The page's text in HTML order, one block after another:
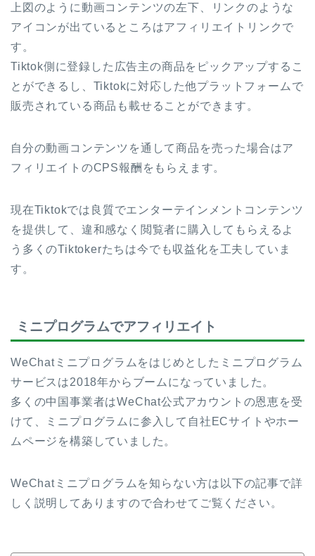
上図のように動画コンテンツの左下、リンクのような
アイコンが出ているところはアフィリエイトリンクで
す。
Tiktok側に登録した広告主の商品をピックアップするこ
とができるし、Tiktokに対応した他プラットフォームで
販売されている商品も載せることができます。
自分の動画コンテンツを通して商品を売った場合はア
フィリエイトのCPS報酬をもらえます。
現在Tiktokでは良質でエンターテインメントコンテンツ
を提供して、違和感なく閲覧者に購入してもらえるよ
う多くのTiktokerたちは今でも収益化を工夫していま
す。
ミニプログラムでアフィリエイト
WeChatミニプログラムをはじめとしたミニプログラム
サービスは2018年からブームになっていました。
多くの中国事業者はWeChat公式アカウントの恩恵を受
けて、ミニプログラムに参入して自社ECサイトやホー
ムページを構築していました。
WeChatミニプログラムを知らない方は以下の記事で詳
しく説明してありますので合わせてご覧ください。